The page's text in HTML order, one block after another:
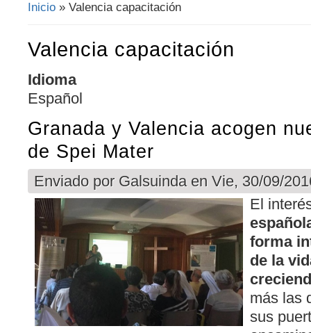
Se encuentra usted aquí
Inicio » Valencia capacitación
Valencia capacitación
Idioma
Español
Granada y Valencia acogen
de Spei Mater
Enviado por Galsuinda en Vie, 30/09/
El
forma
de la
más las
sus